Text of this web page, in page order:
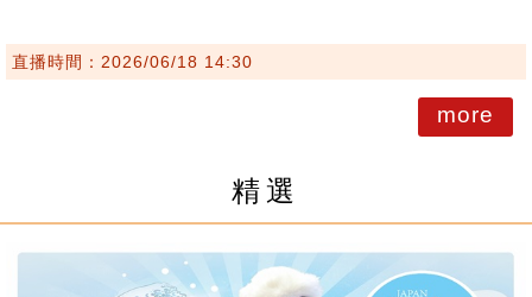
直播時間：2026/06/18 14:30
more
精選